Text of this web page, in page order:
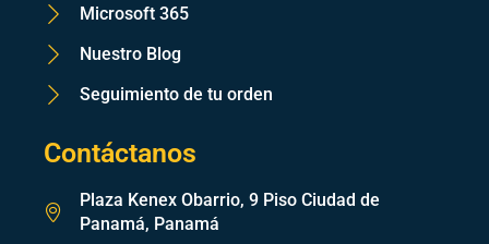
Microsoft 365
Nuestro Blog
Seguimiento de tu orden
Contáctanos
Plaza Kenex Obarrio, 9 Piso Ciudad de
Panamá, Panamá